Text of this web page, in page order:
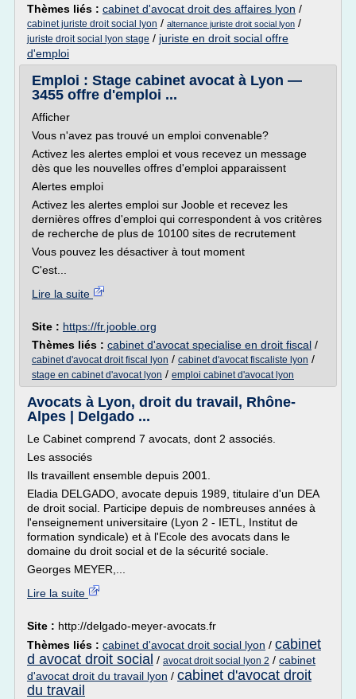
Thèmes liés : cabinet d'avocat droit des affaires lyon /
cabinet juriste droit social lyon / alternance juriste droit social lyon /
juriste droit social lyon stage / juriste en droit social offre
d'emploi
Emploi : Stage cabinet avocat à Lyon —
3455 offre d'emploi ...
Afficher
Vous n'avez pas trouvé un emploi convenable?
Activez les alertes emploi et vous recevez un message
dès que les nouvelles offres d'emploi apparaissent
Alertes emploi
Activez les alertes emploi sur Jooble et recevez les
dernières offres d'emploi qui correspondent à vos critères
de recherche de plus de 10100 sites de recrutement
Vous pouvez les désactiver à tout moment
C'est...
Lire la suite
Site : https://fr.jooble.org
Thèmes liés : cabinet d'avocat specialise en droit fiscal /
cabinet d'avocat droit fiscal lyon / cabinet d'avocat fiscaliste lyon /
stage en cabinet d'avocat lyon / emploi cabinet d'avocat lyon
Avocats à Lyon, droit du travail, Rhône-
Alpes | Delgado ...
Le Cabinet comprend 7 avocats, dont 2 associés.
Les associés
Ils travaillent ensemble depuis 2001.
Eladia DELGADO, avocate depuis 1989, titulaire d'un DEA
de droit social. Participe depuis de nombreuses années à
l'enseignement universitaire (Lyon 2 - IETL, Institut de
formation syndicale) et à l'Ecole des avocats dans le
domaine du droit social et de la sécurité sociale.
Georges MEYER,...
Lire la suite
Site : http://delgado-meyer-avocats.fr
Thèmes liés : cabinet d'avocat droit social lyon / cabinet
d avocat droit social / avocat droit social lyon 2 / cabinet
d'avocat droit du travail lyon / cabinet d'avocat droit
du travail